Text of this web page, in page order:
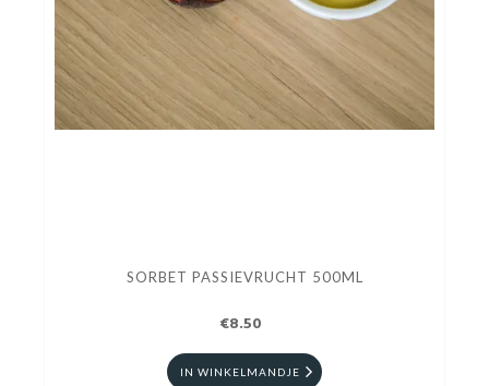
SORBET PASSIEVRUCHT 500ML
€8.50
IN WINKELMANDJE